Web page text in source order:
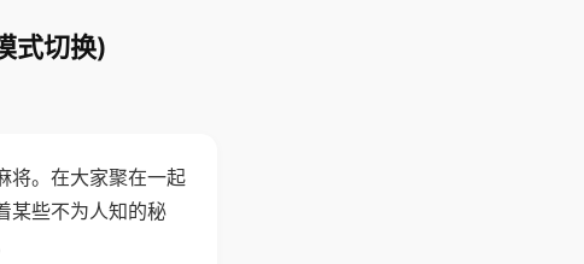
式切换)
将。在大家聚在一起
某些不为人知的秘